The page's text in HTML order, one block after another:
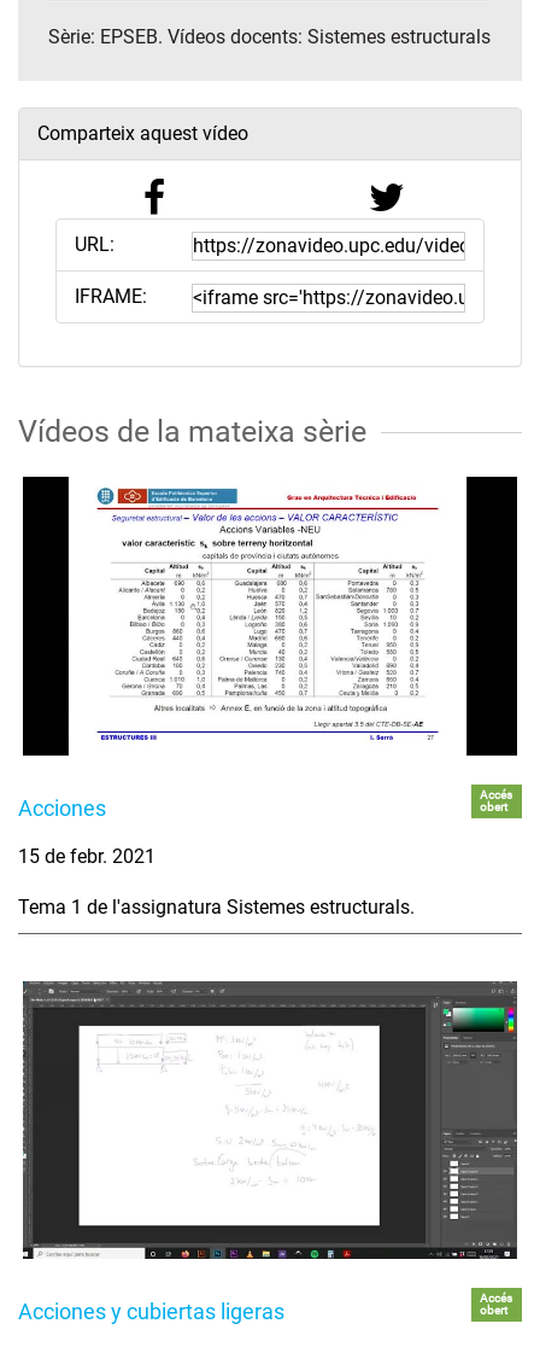
Sèrie: EPSEB. Vídeos docents: Sistemes estructurals
Comparteix aquest vídeo
URL:
IFRAME:
Vídeos de la mateixa sèrie
Acciones
Accés
obert
15 de febr. 2021
Tema 1 de l'assignatura Sistemes estructurals.
Acciones y cubiertas ligeras
Accés
obert